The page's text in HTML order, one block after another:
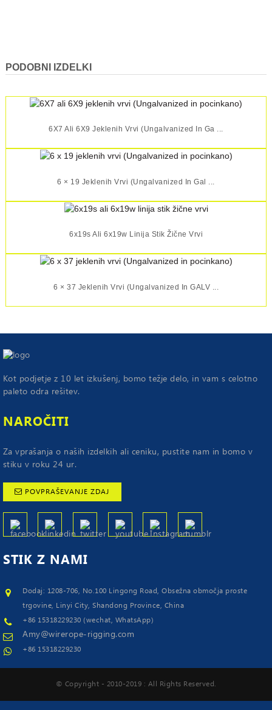
PODOBNI IZDELKI
6X7 Ali 6X9 Jeklenih Vrvi (Ungalvanized In Ga ...
6 × 19 Jeklenih Vrvi (Ungalvanized In Gal ...
6x19s Ali 6x19w Linija Stik Žične Vrvi
6 × 37 Jeklenih Vrvi (Ungalvanized In GALV ...
Kot podjetje z 10 let izkušenj, bomo težje delo, in vam s celotno
paleto odra rešitev.
NAROČITI
Za vprašanja o naših izdelkih ali ceniku, pustite nam in bomo v
stiku v roku 24 ur.
POVPRAŠEVANJE ZDAJ
STIK Z NAMI
Dodaj: 1208-706, No.100 Lingong Road, Obsežna območja proste
trgovine, Linyi City, Shandong Province, China
+86 15318229230 (wechat, WhatsApp)
Amy@wirerope-rigging.com
+86 15318229230
© Copyright - 2010-2019 : All Rights Reserved.